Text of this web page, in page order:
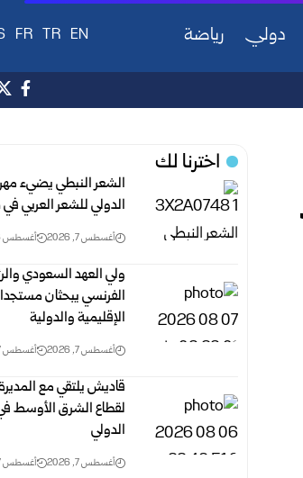
دولي رياضة EN
TR
FR
اخترنا لك
الشعر النبطي يضيء
الدولي للشعر العربي في
أغسطس 7, 2026 أغسطس 6, 2026
ولي العهد السعودي
الفرنسي يبحثان
الإقليمية والدولية
أغسطس 7, 2026 أغسطس 7, 2026
قاديش يلتقي مع
لقطاع الشرق الأوسط
الدولي
أغسطس 7, 2026 أغسطس 7, 2026